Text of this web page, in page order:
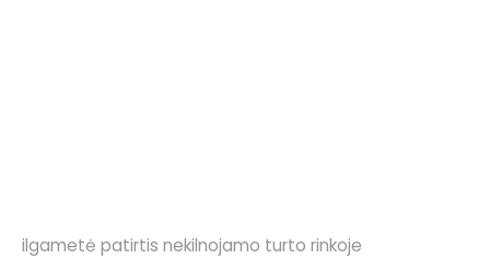
ilgametė patirtis nekilnojamo turto rinkoje